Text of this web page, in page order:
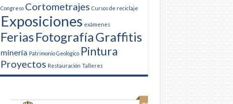
Congreso Cortometrajes Cursos de reciclaje
Exposiciones exámenes
Ferias FotografíaGraffitis
minería Patrimonio Geológico Pintura
Proyectos Restauración Talleres